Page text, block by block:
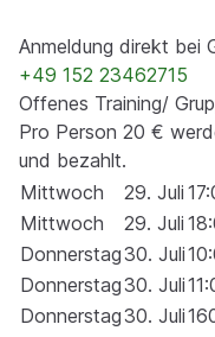
Anmeldung direkt bei
+49 152 23462715
Offenes Training/
Pro Person 20 €
und bezahlt.
Mittwoch
29. Juli
Mittwoch
29. Juli
Donnerstag30. Juli
Donnerstag30. Juli
Donnerstag30. Juli